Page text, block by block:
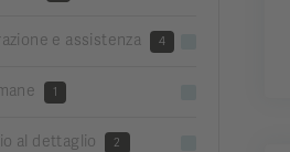
e assistenza 4
1
al dettaglio 2